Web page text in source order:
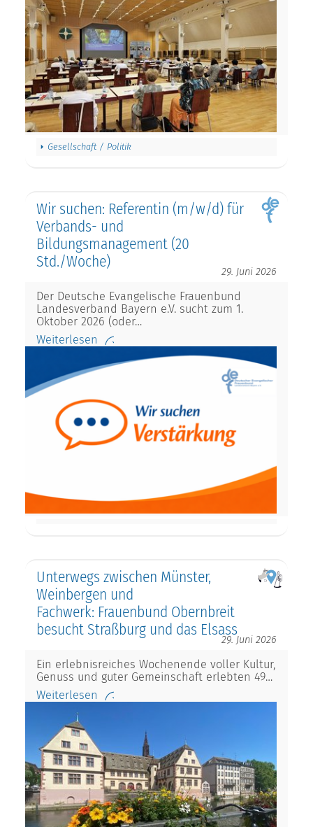
Gesellschaft / Politik
Wir suchen: Referentin (m/w/d) für
Verbands- und
Bildungsmanagement (20
Std./Woche)
29. Juni 2026
Der Deutsche Evangelische Frauenbund
Landesverband Bayern e.V. sucht zum 1.
Oktober 2026 (oder…
Weiterlesen
Unterwegs zwischen Münster,
Weinbergen und
Fachwerk: Frauenbund Obernbreit
besucht Straßburg und das Elsass
29. Juni 2026
Ein erlebnisreiches Wochenende voller Kultur,
Genuss und guter Gemeinschaft erlebten 49…
Weiterlesen